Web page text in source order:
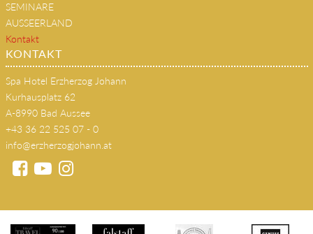
SEMINARE
AUSSEERLAND
Kontakt
KONTAKT
Spa Hotel Erzherzog Johann
Kurhausplatz 62
A-8990 Bad Aussee
+43 36 22 525 07 - 0
info@erzherzogjohann.at